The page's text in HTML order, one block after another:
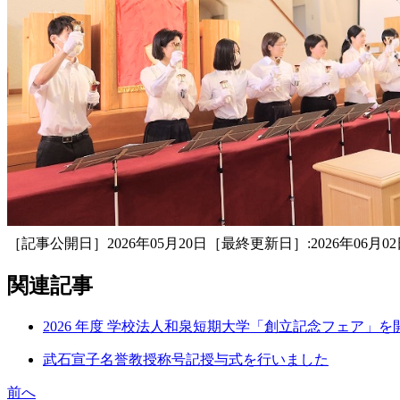
［記事公開日］2026年05月20日［最終更新日］:2026年06月02
関連記事
2026 年度 学校法人和泉短期大学「創立記念フェア」を
武石宣子名誉教授称号記授与式を行いました
前へ